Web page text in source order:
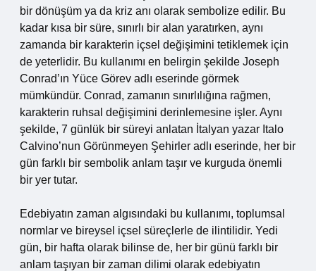
bir dönüşüm ya da kriz anı olarak sembolize edilir. Bu
kadar kısa bir süre, sınırlı bir alan yaratırken, aynı
zamanda bir karakterin içsel değişimini tetiklemek için
de yeterlidir. Bu kullanımı en belirgin şekilde Joseph
Conrad’ın Yüce Görev adlı eserinde görmek
mümkündür. Conrad, zamanın sınırlılığına rağmen,
karakterin ruhsal değişimini derinlemesine işler. Aynı
şekilde, 7 günlük bir süreyi anlatan İtalyan yazar Italo
Calvino’nun Görünmeyen Şehirler adlı eserinde, her bir
gün farklı bir sembolik anlam taşır ve kurguda önemli
bir yer tutar.
Edebiyatın zaman algısındaki bu kullanımı, toplumsal
normlar ve bireysel içsel süreçlerle de ilintilidir. Yedi
gün, bir hafta olarak bilinse de, her bir günü farklı bir
anlam taşıyan bir zaman dilimi olarak edebiyatın